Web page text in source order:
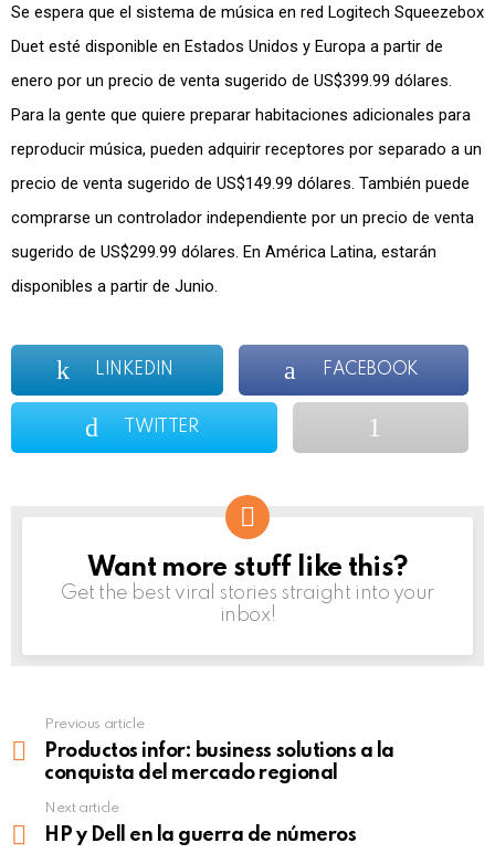
Se espera que el sistema de música en red Logitech Squeezebox
Duet esté disponible en Estados Unidos y Europa a partir de
enero por un precio de venta sugerido de US$399.99 dólares.
Para la gente que quiere preparar habitaciones adicionales para
reproducir música, pueden adquirir receptores por separado a un
precio de venta sugerido de US$149.99 dólares. También puede
comprarse un controlador independiente por un precio de venta
sugerido de US$299.99 dólares. En América Latina, estarán
disponibles a partir de Junio.
LINKEDIN FACEBOOK
TWITTER
NEWSLETTER
Want more stuff like this?
Get the best viral stories straight into your
inbox!
more
Previous article
Productos infor: business solutions a la
conquista del mercado regional
Next article
HP y Dell en la guerra de números